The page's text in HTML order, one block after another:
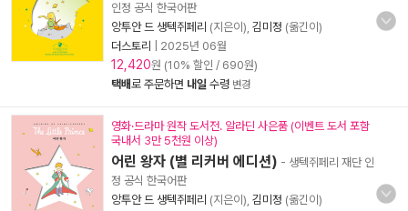
인정 공식 한국어판
앙투안 드 생텍쥐페리 (지은이), 김미정 (옮긴이)
더스토리
2025년 06월
12,420원 (10% 할인 / 690원)
택배로 주문하면 내일 수령 변경
영화·드라마 원작 도서전. 알라딘 사은품 (이벤트 도서 포함
국내서 3만 5천원 이상)
어린 왕자 (별 리커버 에디션) - 생텍쥐페리 재단 인
정 공식 한국어판
앙투안 드 생텍쥐페리 (지은이), 김미정 (옮긴이)